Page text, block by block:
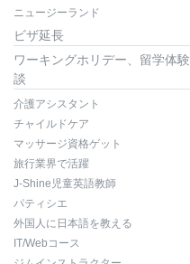
ニュージーランド
ビザ延長
ワーキングホリデー、留学体験
談
介護アシスタント
チャイルドケア
マッサージ資格ゲット
旅行業界で活躍
J-Shine児童英語教師
パティシエ
外国人に日本語を教える
IT/Webコース